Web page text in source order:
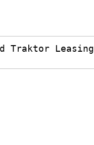
Traktor Leasing